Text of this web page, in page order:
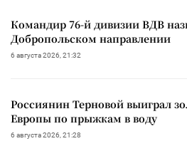
Командир 76-й дивизии ВДВ
Добропольском направлении
6 августа 2026, 21:32
Россиянин Терновой выиграл
Европы по прыжкам в воду
6 августа 2026, 21:28